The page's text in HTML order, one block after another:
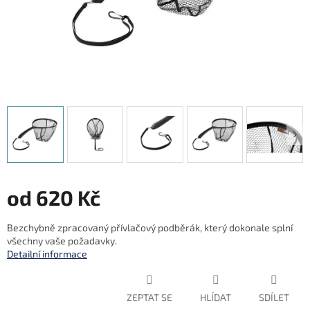
od 620 Kč
cena:
Bezchybně zpracovaný přívlačový podběrák, který dokonale splní
všechny vaše požadavky.
Detailní informace
ZEPTAT SE HLÍDAT SDÍLET